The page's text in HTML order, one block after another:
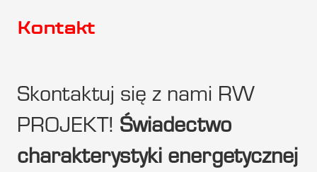
Kontakt
Skontaktuj się z nami RW
PROJEKT! Świadectwo
charakterystyki energetycznej